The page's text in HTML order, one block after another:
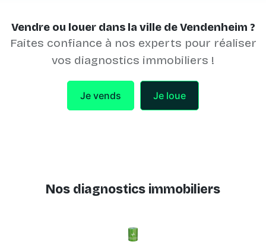
Vendre ou louer dans la ville de Vendenheim ?
Faites confiance à nos experts pour réaliser
vos diagnostics immobiliers !
Je vends Je loue
Nos diagnostics immobiliers